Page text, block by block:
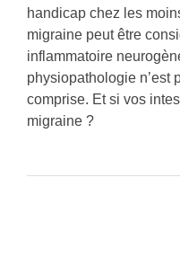
handicap chez les
migraine peut être
inflammatoire
physiopathologie n’est
comprise. Et si vos
migraine ?